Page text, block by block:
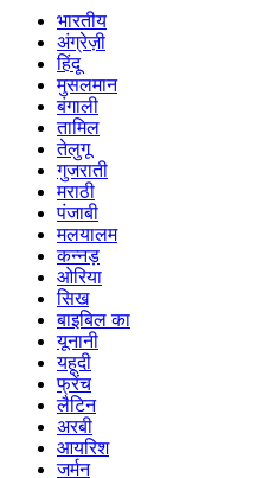
भारतीय
अंग्रेज़ी
हिंदू
मुसलमान
बंगाली
तामिल
तेलुगू
गुजराती
मराठी
पंजाबी
मलयालम
कन्नड़
ओरिया
सिख
बाइबिल का
यूनानी
यहूदी
फ्रेंच
लैटिन
अरबी
आयरिश
जर्मन